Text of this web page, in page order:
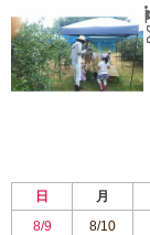
日 月
8/9
8/10